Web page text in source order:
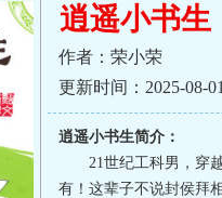
逍遥小书生
作者：荣小荣
更新时间：2025-08-
逍遥小书生简介：
21世纪工科男，穿
有！这辈子不说封侯拜